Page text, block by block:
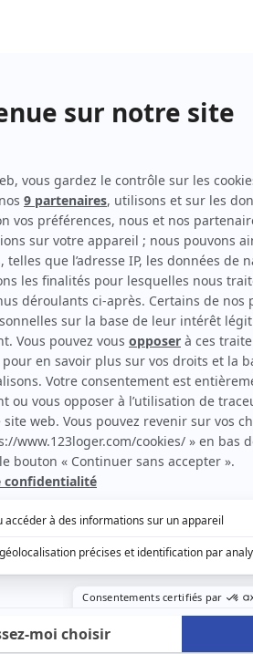
Rez-de-chaussée
Voirtoutesles caractéristiques
de 19 m2, proche de la
logement est entièrement meublé,
éléments sont à découvrir
de Nantes
de :
boulangerie, pharmacie, salle de
contrat de location est un bail d’un
charges et les provisions compte
aux APL